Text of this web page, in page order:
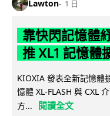
Lawton 1 日
靠快閃記憶體
推 XL1 記憶體
KIOXIA 發表全新記憶體
憶體 XL-FLASH 與 CXL
方...
閱讀全文